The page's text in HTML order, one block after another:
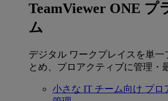
TeamViewer ONE プ
ム
デジタル ワークプレイスを単一
とめ、プロアクティブに管理・
小さな IT チーム向け プロ